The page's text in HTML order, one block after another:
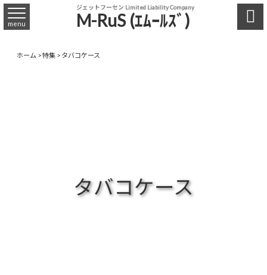
ジェットフーセン Limited Liability Company
M-RuS (ｴﾑｰﾙｽﾞ)
menu 
タバコケース
ホーム>特集>タバコケース